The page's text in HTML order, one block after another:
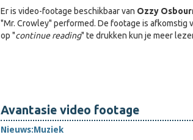
Er is video-footage beschikbaar van Ozzy
"Mr. Crowley" performed. De footage is afkomstig
op "continue reading" te drukken kun je meer
Avantasie video footage
Nieuws:Muziek